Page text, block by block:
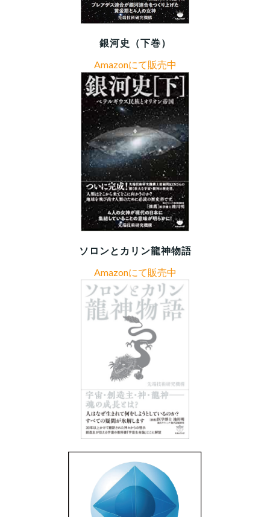
銀河史（下巻）
Amazonにて販売中
ソロンとカリン龍神物語
Amazonにて販売中